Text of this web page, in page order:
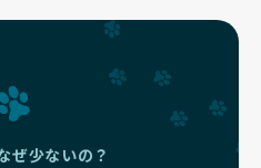
ぜ少ないの？